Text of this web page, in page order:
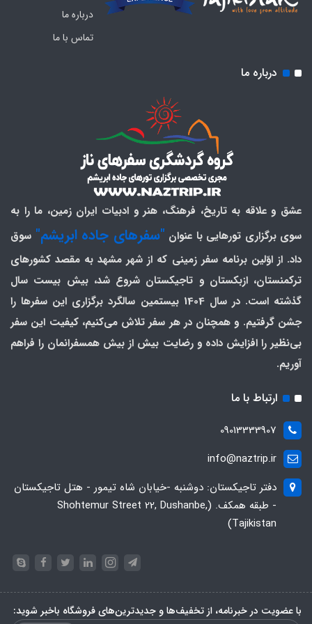
درباره ما
تماس با ما
درباره ما
عشق و علاقه به تاریخ، فرهنگ، هنر و ادبیات ایران زمین، ما را به
سوی برگزاری تورهایی با عنوان "سفرهای جاده ابریشم" سوق
داد. از اوّلین برنامه سفر زمینی که از شهر مشهد به مقصد کشورهای
ترکمنستان، ازبکستان و تاجیکستان شروع شد، بیش بیست سال
گذشته است. در سال 1404 بیستمین سالگرد برگزاری این سفرها را
جشن گرفتیم. و همچنان در هر سفر تلاش می‌کنیم، کیفیت این سفر
بی‌نظیر را افزایش داده و رضایت بیش از بیش همسفرانمان را فراهم
آوریم.
ارتباط با ما
09013333907
info@naztrip.ir
دفتر تاجیکستان: دوشنبه -خیابان شاه تیمور - هتل تاجیکستان
- طبقه همکف. (Shohtemur Street 22, Dushanbe,
Tajikistan)
با عضویت در خبرنامه، از تخفیف‌ها و جدیدترین‌های فروشگاه باخبر شوید: